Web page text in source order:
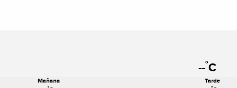
--°C
Mañana Tarde